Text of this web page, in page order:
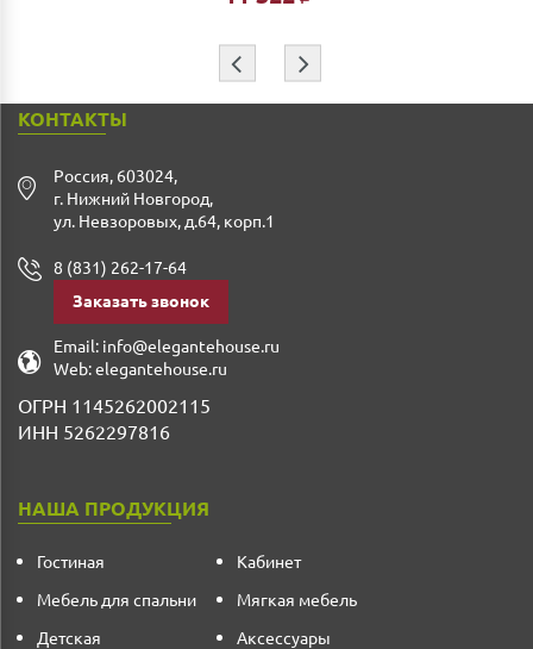
⇦ ⇨
КОНТАКТЫ
Россия, 603024,
г. Нижний Новгород,
ул. Невзоровых, д.64, корп.1
8 (831) 262-17-64
Заказать звонок
Email: info@elegantehouse.ru
Web:elegantehouse.ru
ОГРН 1145262002115
ИНН 5262297816
НАША ПРОДУКЦИЯ
Гостиная
Мебель для спальни
Детская
Кабинет
Мягкая мебель
Аксессуары